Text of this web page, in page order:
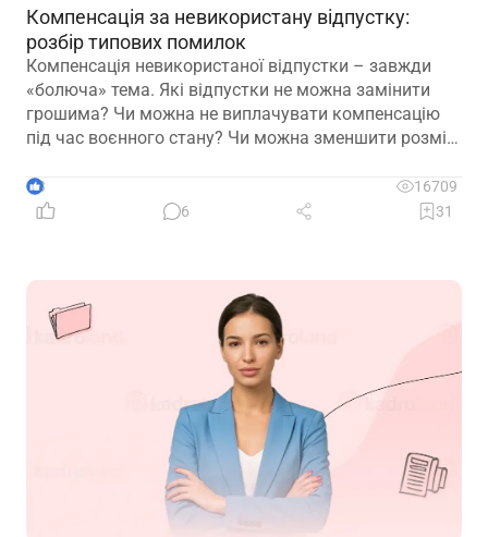
Компенсація за невикористану відпустку:
розбір типових помилок
Компенсація невикористаної відпустки – завжди
«болюча» тема. Які відпустки не можна замінити
грошима? Чи можна не виплачувати компенсацію
під час воєнного стану? Чи можна зменшити розмір
помилки
3
16709
6
31